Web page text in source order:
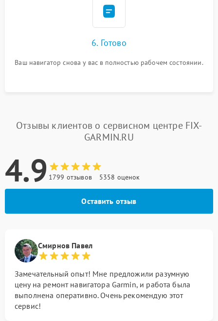
6. Готово
Ваш навигатор снова у вас в полностью рабочем состоянии.
Отзывы клиентов о сервисном центре FIX-
GARMIN.RU
4.9 1799 отзывов 5358 оценок
Оставить отзыв
Смирнов Павел
Замечательный опыт! Мне предложили разумную
цену на ремонт навигатора Garmin, и работа была
выполнена оперативно. Очень рекомендую этот
сервис!